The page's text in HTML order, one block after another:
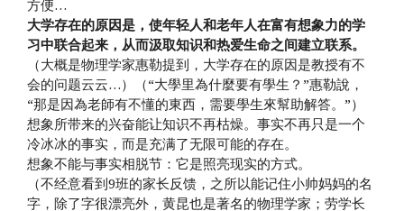
方便…
大学存在的原因是，使年轻人和老年人在富有想象力的学
习中联合起来，从而汲取知识和热爱生命之间建立联系。
（大概是物理学家惠勒提到，大学存在的原因是教授有不
会的问题云云…）（“大學里為什麼要有學生？”惠勒說，
“那是因為老師有不懂的東西，​​需要學生來幫助解答。”）
想象所带来的兴奋能让知识不再枯燥。事实不再只是一个
冷冰冰的事实，而是充满了无限可能的存在。
想象不能与事实相脱节：它是照亮现实的方式。
（不经意看到9班的家长反馈，之所以能记住小帅妈妈的名
字，除了字很漂亮外，黄昆也是著名的物理学家；劳学长